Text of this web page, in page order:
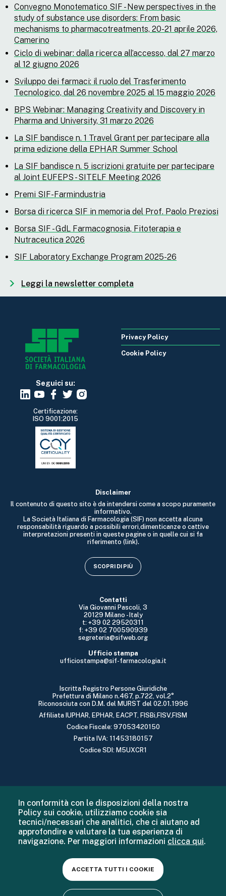
Convegno Monotematico SIF - New perspectives in the
study of substance use disorders: From basic
mechanisms to pharmacotreatments, 20-21 aprile 2026,
Camerino
Ciclo di webinar: dalla ricerca all’accesso, dal 27 marzo
al 12 giugno 2026
Sviluppo dei farmaci: il ruolo del Trasferimento
Tecnologico, dal 26 novembre 2025 al 15 maggio 2026
BPS Webinar: Managing Creativity and Discovery in
Pharma and University, 31 marzo 2026
La SIF bandisce n. 1 Travel Grant per partecipare alla
prima edizione della EPHAR Summer School
La SIF bandisce n. 5 iscrizioni gratuite per partecipare
al Joint EUFEPS - SITELF Meeting 2026
Premi SIF-Farmindustria
Borsa di ricerca SIF in memoria del Prof. Paolo Preziosi
Borsa SIF - GdL Farmacognosia, Fitoterapia e
Nutraceutica 2026
SIF Laboratory Exchange Program 2025-26
Leggi la newsletter completa
Seguici su:
Certificazione:
ISO 9001:2015
Contatti
Via Giovanni Pascoli, 3
20129 Milano - Italy
t: +39 02 29520311
f: +39 02 700590939
segreteria@sifweb.org
Ufficio stampa
ufficiostampa@sif-farmacologia.it
Iscritta Registro Persone Giuridiche
Prefettura di Milano n.467, p.722, vol.2°
Riconosciuta con D.M. del MURST del 02.01.1996
Affiliata IUPHAR, EPHAR, EACPT, FISBi,FISV,FISM
Codice Fiscale: 97053420150
Partita IVA: 11453180157
Codice SDI: M5UXCR1
Disclaimer
Il contenuto di questo sito è da intendersi come a scopo puramente
informativo.
La Società Italiana di Farmacologia (SIF) non accetta alcuna
responsabilità riguardo a possibili errori,dimenticanze o cattive
interpretazioni presenti in queste pagine o in quelle cui si fa
riferimento (link).
SCOPRI DI PIÙ
Privacy Policy
Cookie Policy
In conformità con le disposizioni della nostra
Policy sui cookie, utilizziamo cookie sia
tecnici/necessari che analitici, che ci aiutano ad
approfondire e valutare la tua esperienza di
navigazione. Per maggiori informazioni clicca qui.
ACCETTA TUTTI I COOKIE